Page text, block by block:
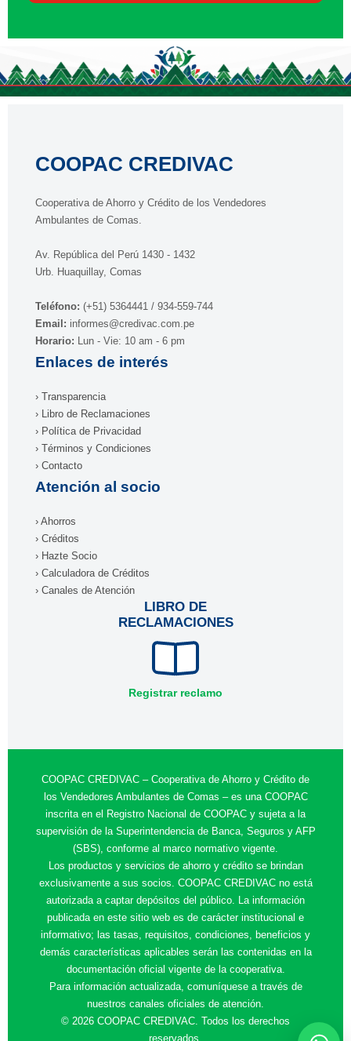
COOPAC CREDIVAC
Cooperativa de Ahorro y Crédito de los Vendedores
Ambulantes de Comas.
Av. República del Perú 1430 - 1432
Urb. Huaquillay, Comas
Teléfono: (+51) 5364441 / 934-559-744
Email: informes@credivac.com.pe
Horario: Lun - Vie: 10 am - 6 pm
Enlaces de interés
› Transparencia
› Libro de Reclamaciones
› Política de Privacidad
› Términos y Condiciones
› Contacto
Atención al socio
› Ahorros
› Créditos
› Hazte Socio
› Calculadora de Créditos
› Canales de Atención
LIBRO DE
RECLAMACIONES
Registrar reclamo
COOPAC CREDIVAC – Cooperativa de Ahorro y Crédito de
los Vendedores Ambulantes de Comas – es una COOPAC
inscrita en el Registro Nacional de COOPAC y sujeta a la
supervisión de la Superintendencia de Banca, Seguros y AFP
(SBS), conforme al marco normativo vigente.
Los productos y servicios de ahorro y crédito se brindan
exclusivamente a sus socios. COOPAC CREDIVAC no está
autorizada a captar depósitos del público. La información
publicada en este sitio web es de carácter institucional e
informativo; las tasas, requisitos, condiciones, beneficios y
demás características aplicables serán las contenidas en la
documentación oficial vigente de la cooperativa.
Para información actualizada, comuníquese a través de
nuestros canales oficiales de atención.
© 2026 COOPAC CREDIVAC. Todos los derechos
reservados.